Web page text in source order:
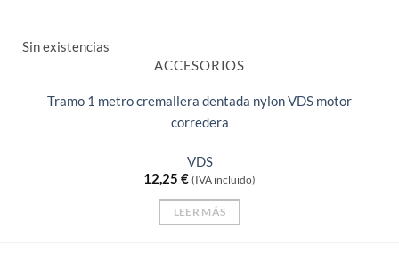
Sin existencias
ACCESORIOS
Tramo 1 metro cremallera dentada nylon VDS motor
corredera
VDS
12,25 € (IVA incluido)
LEER MÁS